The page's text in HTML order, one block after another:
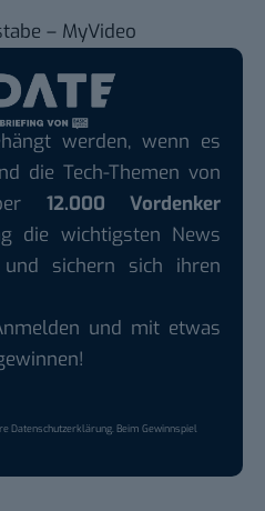
– MyVideo
werden, wenn es
die Tech-Themen von
12.000 Vordenker
die wichtigsten News
sichern sich ihren
und mit etwas
Datenschutzerklärung. Beim Gewinnspiel